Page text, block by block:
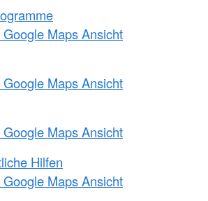
Maps Ansicht
Maps Ansicht
Maps Ansicht
Hilfen
Maps Ansicht